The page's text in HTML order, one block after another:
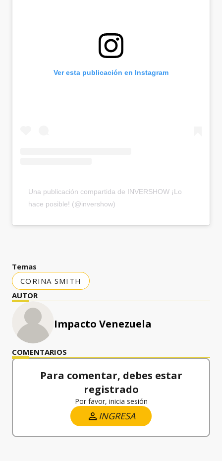
Ver esta publicación en Instagram
Una publicación compartida de INVERSHOW ¡Lo
hace posible! (@invershow)
Temas
CORINA SMITH
AUTOR
Impacto Venezuela
COMENTARIOS
Para comentar, debes estar
registrado
Por favor, inicia sesión
INGRESA